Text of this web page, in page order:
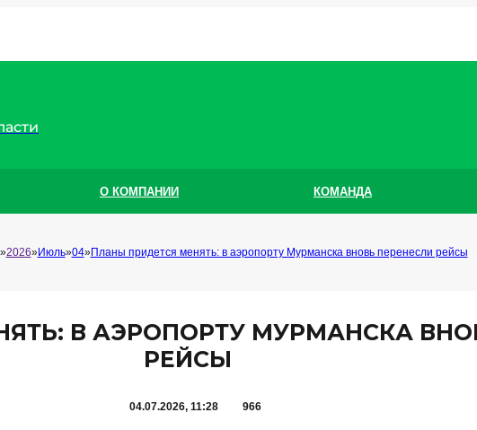
О КОМПАНИИ КОМАНДА
2026 Июль 04 Планы придется менять: в аэропорту Мурманска вновь перенесли рейсы
В АЭРОПОРТУ МУРМАНСКА
РЕЙСЫ
04.07.2026, 11:28 966